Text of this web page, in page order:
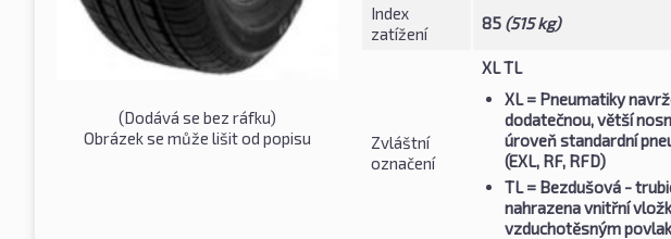
(Dodává se bez ráfku)
Obrázek se může lišit od popisu
Index
zatížení
85 (515 kg)
Zvláštní
označení
XL TL
XL= Pneumatiky
dodatečnou, větší
úroveň standardní
(EXL, RF, RFD)
TL= Bezdušová -
nahrazena vnitřní
vzduchotěsným